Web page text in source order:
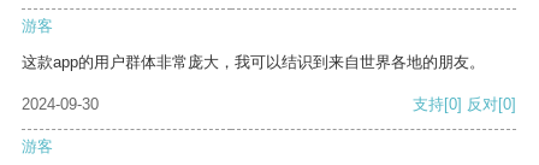
游客
这款app的用户群体非常庞大，我可以结识到来自世界各地的朋友。
2024-09-30 支持[0] 反对[0]
游客